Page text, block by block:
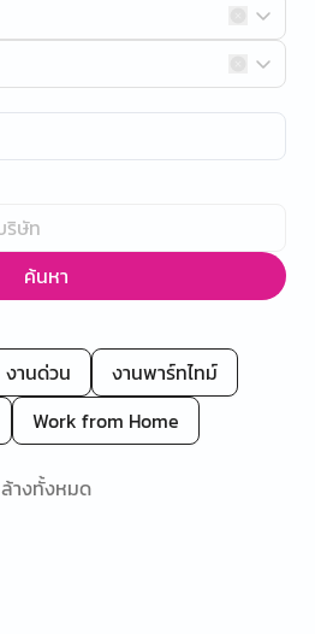
ค้นหา
งานด่วน
งานพาร์ทไทม์
Work from Home
ล้างทั้งหมด